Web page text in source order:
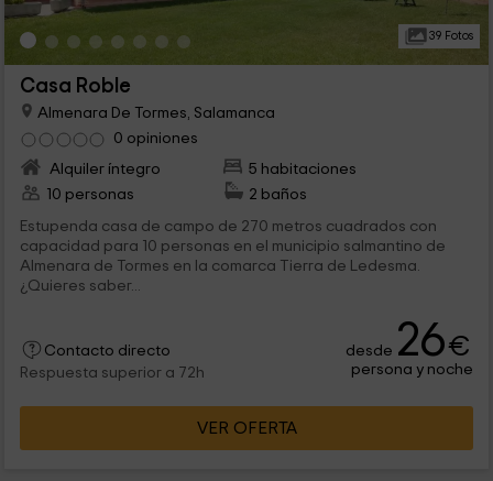
39 Fotos
Casa Roble
Almenara De Tormes, Salamanca
0 opiniones
Alquiler íntegro
5 habitaciones
10 personas
2 baños
Estupenda casa de campo de 270 metros cuadrados con
capacidad para 10 personas en el municipio salmantino de
Almenara de Tormes en la comarca Tierra de Ledesma.
¿Quieres saber...
Contacto directo
Respuesta superior a 72h
desde 26€
persona y noche
VER OFERTA